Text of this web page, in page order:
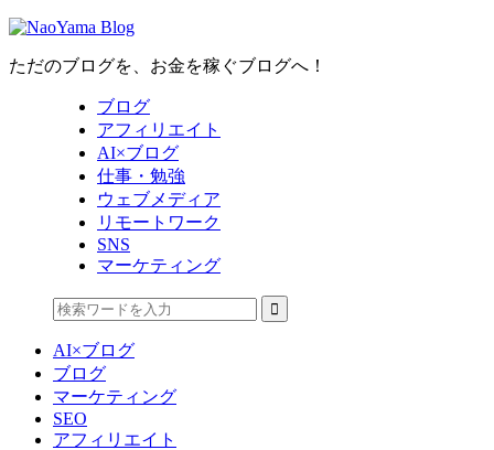
ただのブログを、お金を稼ぐブログへ！
ブログ
アフィリエイト
AI×ブログ
仕事・勉強
ウェブメディア
リモートワーク
SNS
マーケティング
AI×ブログ
ブログ
マーケティング
SEO
アフィリエイト